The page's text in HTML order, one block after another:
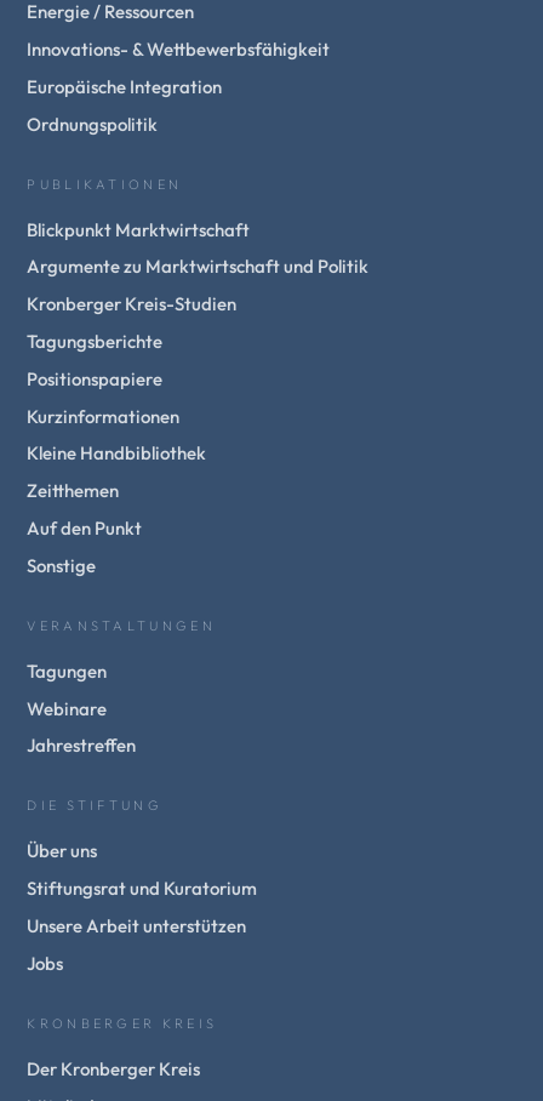
Energie / Ressourcen
Innovations- & Wettbewerbsfähigkeit
Europäische Integration
Ordnungspolitik
PUBLIKATIONEN
Blickpunkt Marktwirtschaft
Argumente zu Marktwirtschaft und Politik
Kronberger Kreis-Studien
Tagungsberichte
Positionspapiere
Kurzinformationen
Kleine Handbibliothek
Zeitthemen
Auf den Punkt
Sonstige
VERANSTALTUNGEN
Tagungen
Webinare
Jahrestreffen
DIE STIFTUNG
Über uns
Stiftungsrat und Kuratorium
Unsere Arbeit unterstützen
Jobs
KRONBERGER KREIS
Der Kronberger Kreis